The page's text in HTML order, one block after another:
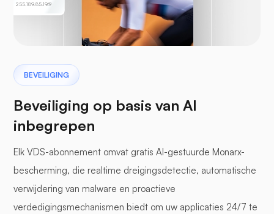
BEVEILIGING
Beveiliging op basis van AI
inbegrepen
Elk VDS-abonnement omvat gratis AI-gestuurde Monarx-
bescherming, die realtime dreigingsdetectie, automatische
verwijdering van malware en proactieve
verdedigingsmechanismen biedt om uw applicaties 24/7 te
255.189.85.19